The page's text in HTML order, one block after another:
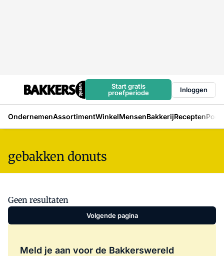
Start gratis
proefperiode
Inloggen
OndernemenAssortimentWinkelMensenBakkerijRecepten
gebakken donuts
Geen resultaten
Volgende pagina
Meld je aan voor de Bakkerswereld